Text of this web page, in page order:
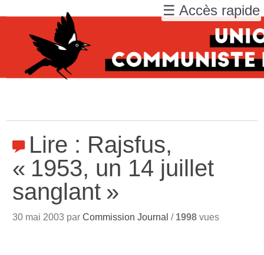
Lire : Rajsfus,
« 1953, un 14 juillet
sanglant »
30 mai 2003 parCommission Journal / 1998 vues
☰ Accès rapide